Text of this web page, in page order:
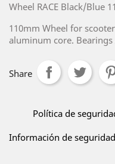
Wheel RACE Black/Blue
110mm Wheel for
aluminum core. Bearings
Share
Política de
Información de